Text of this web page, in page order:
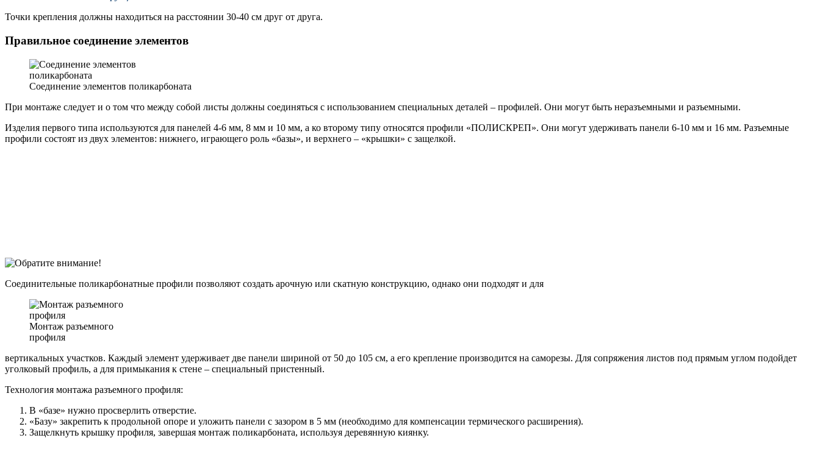
Точки крепления должны находиться на расстоянии 30-40 см друг от друга.
Правильное соединение элементов
Соединение элементов поликарбоната
При монтаже следует и о том что между собой листы должны соединяться с использованием специальных деталей – профилей. Они могут быть неразъемными и разъемными.
Изделия первого типа используются для панелей 4-6 мм, 8 мм и 10 мм, а ко второму типу относятся профили «ПОЛИСКРЕП». Они могут удерживать панели 6-10 мм и 16 мм. Разъемные
профили состоят из двух элементов: нижнего, играющего роль «базы», и верхнего – «крышки» с защелкой.
Соединительные поликарбонатные профили позволяют создать арочную или скатную конструкцию, однако они подходят и для
Монтаж разъемного
профиля
вертикальных участков. Каждый элемент удерживает две панели шириной от 50 до 105 см, а его крепление производится на саморезы. Для сопряжения листов под прямым углом подойдет
уголковый профиль, а для примыкания к стене – специальный пристенный.
Технология монтажа разъемного профиля:
В «базе» нужно просверлить отверстие.
«Базу» закрепить к продольной опоре и уложить панели с зазором в 5 мм (необходимо для компенсации термического расширения).
Защелкнуть крышку профиля, завершая монтаж поликарбоната, используя деревянную киянку.